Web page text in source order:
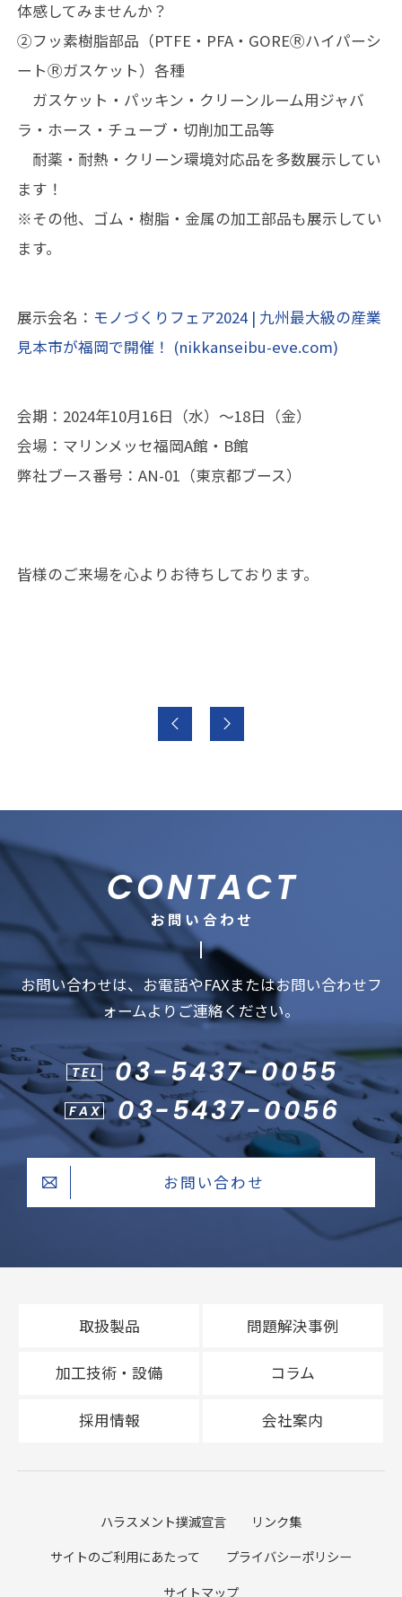
体感してみませんか？
②フッ素樹脂部品（PTFE・PFA・GOREⓇハイパーシ
ートⓇガスケット）各種
ガスケット・パッキン・クリーンルーム用ジャバ
ラ・ホース・チューブ・切削加工品等
耐薬・耐熱・クリーン環境対応品を多数展示してい
ます！
※その他、ゴム・樹脂・金属の加工部品も展示してい
ます。
展示会名： モノづくりフェア2024 | 九州最大級の産業
見本市が福岡で開催！ (nikkanseibu-eve.com)
会期：2024年10月16日（水）～18日（金）
会場：マリンメッセ福岡A館・B館
弊社ブース番号：AN-01（東京都ブース）
皆様のご来場を心よりお待ちしております。
お問い合わせ
CONTACT
お問い合わせは、お電話やFAXまたはお問い合わせフ
ォームよりご連絡ください。
TEL 03-5437-0055
FAX 03-5437-0056
お問い合わせ
取扱製品 問題解決事例
加工技術・設備 コラム
採用情報 会社案内
ハラスメント撲滅宣言
リンク集
サイトのご利用にあたって
プライバシーポリシー
サイトマップ